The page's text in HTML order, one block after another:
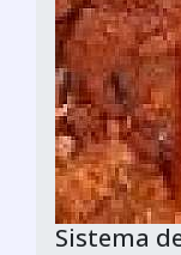
Sistema